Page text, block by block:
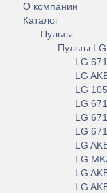
О компании
Каталог
Пульты
Пульты LG
LG
LG
LG
LG
LG
LG
LG
LG
LG
LG